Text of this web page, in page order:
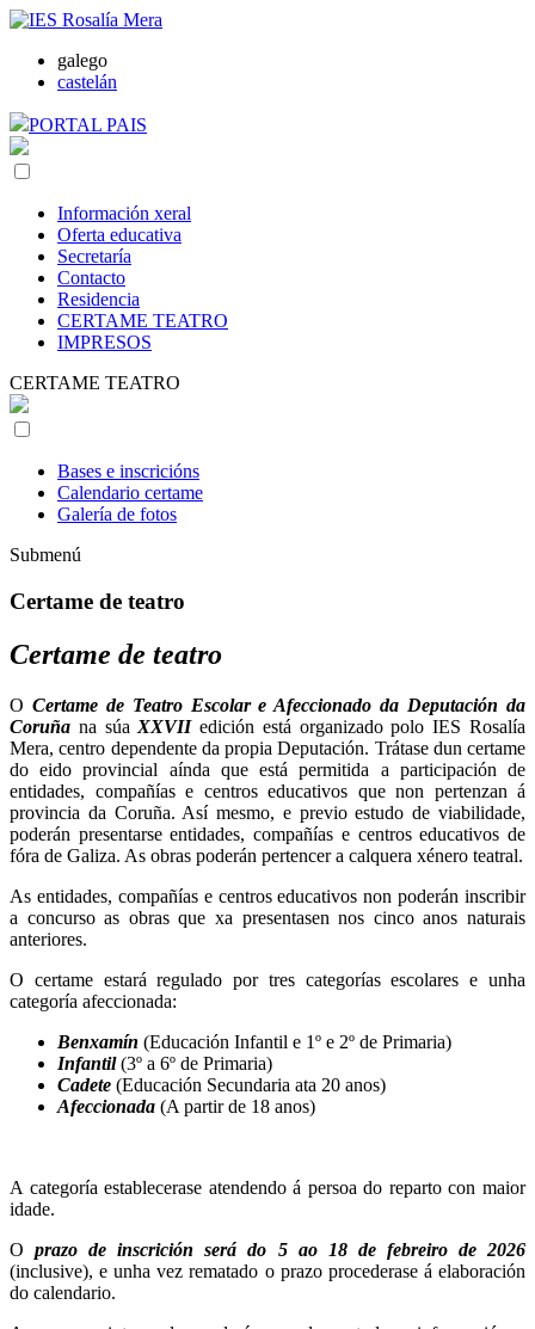
galego
castelán
PORTAL PAIS
Información xeral
Oferta educativa
Secretaría
Contacto
Residencia
CERTAME TEATRO
IMPRESOS
CERTAME TEATRO
Bases e inscricións
Calendario certame
Galería de fotos
Submenú
Certame de teatro
Certame de teatro
O Certame de Teatro Escolar e Afeccionado da Deputación da
Coruña na súa XXVIIedición está organizado polo IES Rosalía
Mera, centro dependente da propia Deputación. Trátase dun certame
do eido provincial aínda que está permitida a participación de
entidades, compañías e centros educativos que non pertenzan á
provincia da Coruña. Así mesmo, e previo estudo de viabilidade,
poderán presentarse entidades, compañías e centros educativos de
fóra de Galiza. As obras poderán pertencer a calquera xénero teatral.
As entidades, compañías e centros educativos non poderán inscribir
a concurso as obras que xa presentasen nos cinco anos naturais
anteriores.
O certame estará regulado por tres categorías escolares e unha
categoría afeccionada:
Benxamín (Educación Infantil e 1º e 2º de Primaria)
Infantil(3º a 6º de Primaria)
Cadete (Educación Secundaria ata 20 anos)
Afeccionada (A partir de 18 anos)
A categoría establecerase atendendo á persoa do reparto con maior
idade.
Oprazo de inscrición será do 5 ao 18 de febreiro de 2026
(inclusive), e unha vez rematado o prazo procederase á elaboración
do calendario.